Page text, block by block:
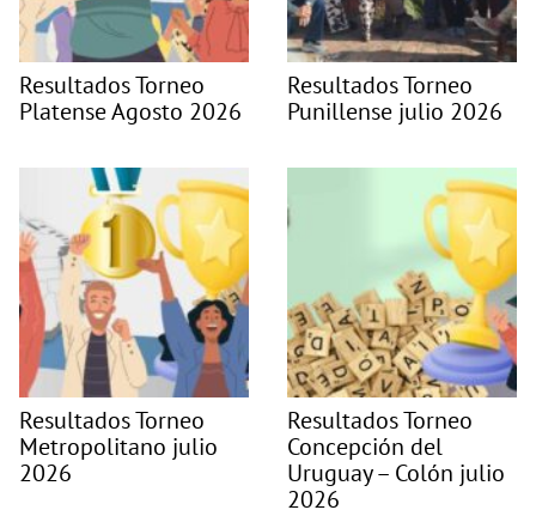
Resultados Torneo
Platense Agosto 2026
Resultados Torneo
Punillense julio 2026
Resultados Torneo
Metropolitano julio
2026
Resultados Torneo
Concepción del
Uruguay – Colón julio
2026